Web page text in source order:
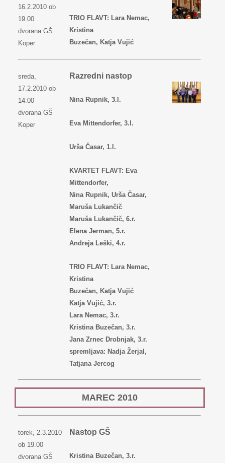
16.2.2010 ob
19.00
dvorana GŠ
Koper
TRIO FLAVT: Lara Nemac,
Kristina
Buzečan, Katja Vujić
sreda,
17.2.2010 ob
14.00
dvorana GŠ
Koper
Razredni nastop
Nina Rupnik, 3.l.
Eva Mittendorfer, 3.l.
Urša Časar, 1.l.
KVARTET FLAVT: Eva
Mittendorfer,
Nina Rupnik, Urša Časar,
Maruša Lukančič
Maruša Lukančič, 6.r.
Elena Jerman, 5.r.
Andreja Leški, 4.r.
TRIO FLAVT: Lara Nemac,
Kristina
Buzečan, Katja Vujić
Katja Vujić, 3.r.
Lara Nemac, 3.r.
Kristina Buzečan, 3.r.
Jana Zrnec Drobnjak, 3.r.
spremljava: Nadja Žerjal,
Tatjana Jercog
MAREC 2010
torek, 2.3.2010
ob 19.00
dvorana GŠ
Nastop GŠ
Kristina Buzečan, 3.r.